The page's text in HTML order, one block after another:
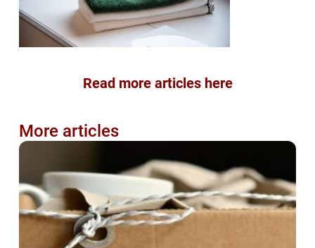
Read more articles here
More articles